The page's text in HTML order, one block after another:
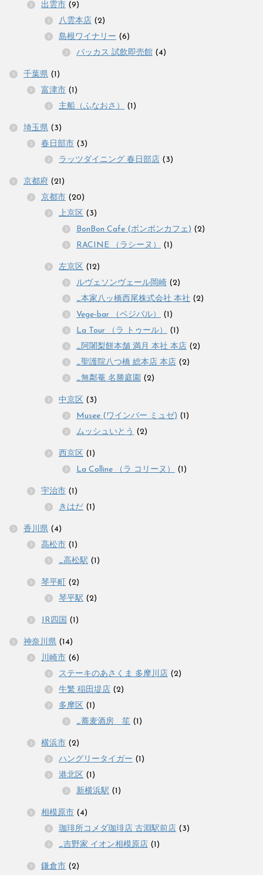
出雲市 (9)
八雲本店 (2)
島根ワイナリー (6)
バッカス 試飲即売館 (4)
千葉県 (1)
富津市 (1)
主船（ふなおさ）
(1)
埼玉県 (3)
春日部市 (3)
ラッツダイニング 春日部店 (3)
京都府 (21)
京都市 (20)
上京区 (3)
BonBon Cafe (ボンボンカフェ) (2)
RACINE （ラシーヌ）
(1)
左京区 (12)
ルヴェソンヴェール岡崎 (2)
_本家八ッ橋西尾株式会社 本社 (2)
Vege-bar （ベジバル）
(1)
La Tour （ラ トゥール）
(1)
_阿闍梨餅本舗 満月 本社 本店 (2)
_聖護院八つ橋 総本店 本店 (2)
_無鄰菴 名勝庭園 (2)
中京区 (3)
Musee (ワインバー ミュゼ) (1)
ムッシュいとう (2)
西京区 (1)
La Colline （ラ コリーヌ）
(1)
宇治市 (1)
きはだ (1)
香川県 (4)
高松市 (1)
_高松駅 (1)
琴平町 (2)
琴平駅 (2)
JR四国 (1)
神奈川県 (14)
川崎市 (6)
ステーキのあさくま 多摩川店 (2)
牛繁 稲田堤店 (2)
多摩区 (1)
_蕎麦酒房 笙 (1)
横浜市 (2)
ハングリータイガー (1)
港北区 (1)
新横浜駅 (1)
相模原市 (4)
珈琲所コメダ珈琲店 古淵駅前店 (3)
_吉野家 イオン相模原店 (1)
鎌倉市 (2)